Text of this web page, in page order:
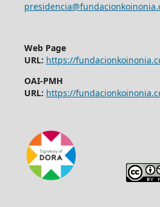
Web Page
URL: https://
OAI-PMH
URL: https://